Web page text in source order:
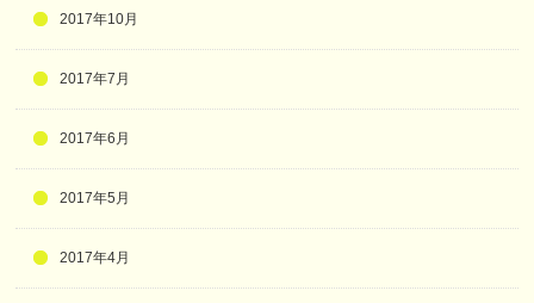
2017年10月
2017年7月
2017年6月
2017年5月
2017年4月